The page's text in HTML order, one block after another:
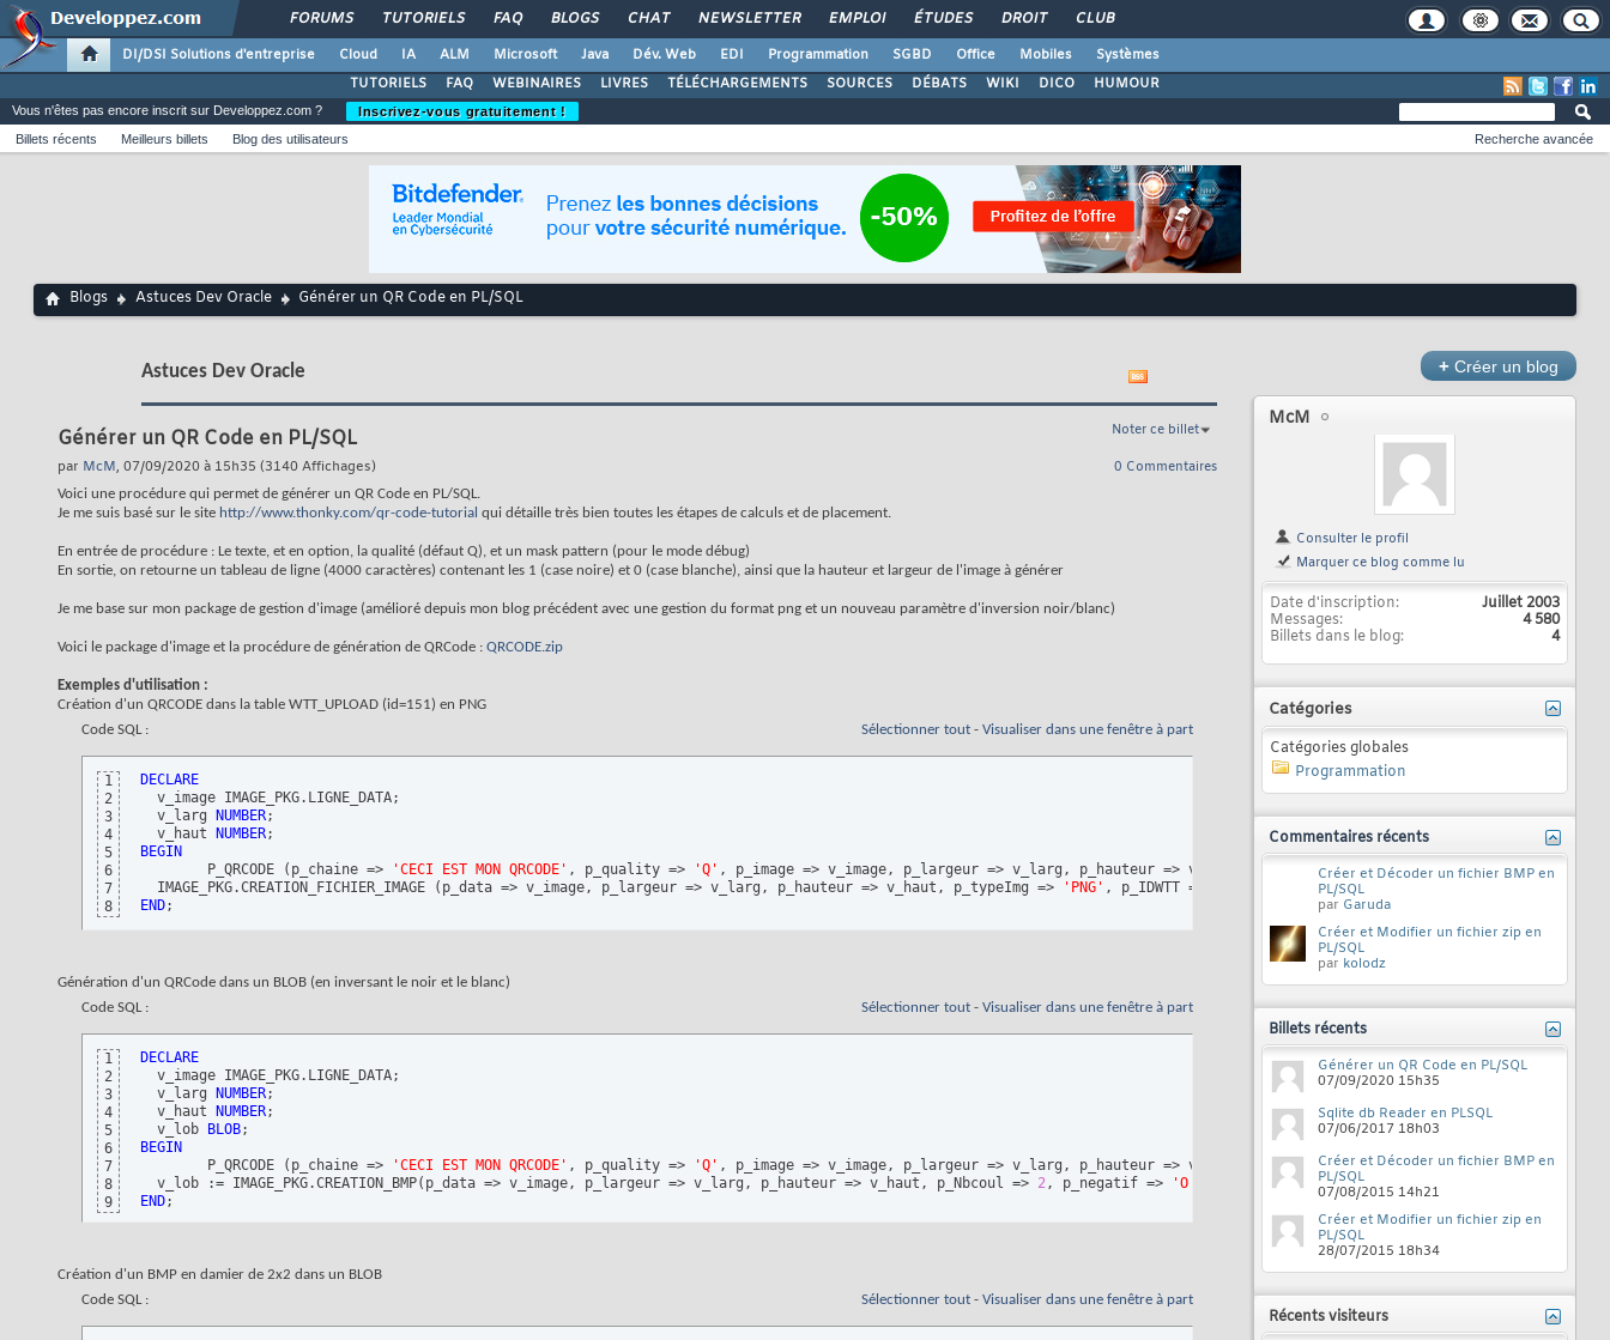
FORUMS TUTORIELS FAQ BLOGS CHAT NEWSLETTER EMPLOI ÉTUDES DROIT CLUB
DI/DSI Solutions d'entreprise Cloud IA ALM Microsoft Java Dév. Web EDI Programmation SGBD Office Mobiles
Systèmes
TUTORIELS
FAQ WEBINAIRES LIVRES TÉLÉCHARGEMENTS SOURCES DÉBATS WIKI DICO HUMOUR
Vous n'êtes pas encore inscrit sur Developpez.com ?
Inscrivez-vous gratuitement !
Billets récents
Meilleurs billets Blog des utilisateurs Recherche avancée
Blogs Astuces Dev Oracle Générer un QR Code en PL/SQL
Astuces Dev Oracle
Générer un QR Code en PL/SQL Noter ce billet
0 Commentaires
par McM, 07/09/2020 à 15h35 (3140 Affichages)
Voici une procédure qui permet de générer un QR Code en PL/SQL.
Je me suis basé sur le site http://www.thonky.com/qr-code-tutorial qui détaille très bien toutes les étapes de calculs et de placement.
En entrée de procédure : Le texte, et en option, la qualité (défaut Q), et un mask pattern (pour le mode débug)
En sortie, on retourne un tableau de ligne (4000 caractères) contenant les 1 (case noire) et 0 (case blanche), ainsi que la hauteur et largeur de l'image à générer
Je me base sur mon package de gestion d'image (amélioré depuis mon blog précédent avec une gestion du format png et un nouveau paramètre d'inversion noir/blanc)
Voici le package d'image et la procédure de génération de QRCode : QRCODE.zip
Exemples d'utilisation :
Création d'un QRCODE dans la table WTT_UPLOAD (id=151) en PNG
Code SQL :
Sélectionner tout - Visualiser dans une fenêtre à part
1
2
3
4
5
6
7
8
DECLARE
  v_image IMAGE_PKG.LIGNE_DATA;
  v_larg
NUMBER;
  v_haut
NUMBER
BEGIN
P_QRCODE
( p_chaine => 'CECI EST MON QRCODE' , p_quality => 'Q' , p_image => v_image, p_largeur => v_larg, p_hauteur => v_haut
  IMAGE_PKG.CREATION_FICHIER_IMAGE
( p_data => v_image, p_largeur => v_larg, p_hauteur => v_haut, p_typeImg => 'PNG' , p_IDWTT => , p_Nbcoul => 2
END;
Génération d'un QRCode dans un BLOB (en inversant le noir et le blanc)
Code SQL :
Sélectionner tout - Visualiser dans une fenêtre à part
1
2
3
4
5
6
7
8
9
DECLARE
  v_image IMAGE_PKG.LIGNE_DATA;
  v_larg
NUMBER;
  v_haut
NUMBER;
  v_lob
BLOB
BEGIN
P_QRCODE
( p_chaine => 'CECI EST MON QRCODE' , p_quality => 'Q' , p_image => v_image, p_largeur => v_larg, p_hauteur => v_haut
  v_lob := IMAGE_PKG.CREATION_BMP
( p_data => v_image, p_largeur => v_larg, p_hauteur => v_haut, p_Nbcoul => 2, p_negatif => 'O'
END;
Création d'un BMP en damier de 2x2 dans un BLOB
Code SQL :
Sélectionner tout - Visualiser dans une fenêtre à part
+ Créer un blog
McM
Consulter le profil
Marquer ce blog comme lu
Date d'inscription
Juillet 2003
Messages
4 580
Billets dans le blog
4
Catégories
Catégories globales
Programmation
Commentaires récents
Créer et Décoder un fichier BMP en
PL/SQL
par Garuda
Créer et Modifier un fichier zip en
PL/SQL
par kolodz
Billets récents
Générer un QR Code en PL/SQL
07/09/2020 15h35
Sqlite db Reader en PLSQL
07/06/2017 18h03
Créer et Décoder un fichier BMP en
PL/SQL
07/08/2015 14h21
Créer et Modifier un fichier zip en
PL/SQL
28/07/2015 18h34
Récents visiteurs